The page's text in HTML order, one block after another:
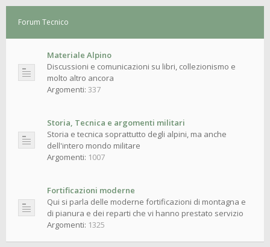
Forum Tecnico
Materiale Alpino
Discussioni e comunicazioni su libri, collezionismo e
molto altro ancora
Argomenti: 337
Storia, Tecnica e argomenti militari
Storia e tecnica soprattutto degli alpini, ma anche
dell'intero mondo militare
Argomenti: 1007
Fortificazioni moderne
Qui si parla delle moderne fortificazioni di montagna e
di pianura e dei reparti che vi hanno prestato servizio
Argomenti: 1325